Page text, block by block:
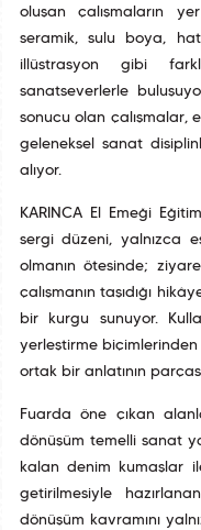
oluşan çalışmaların
seramik, sulu boya,
illüstrasyon gibi
sanatseverlerle
sonucu olan çalışmalar,
geleneksel sanat
alıyor.
KARINCA El Emeği
sergi düzeni, yalnızca
olmanın ötesinde;
çalışmanın taşıdığı
bir kurgu sunuyor.
yerleştirme
ortak bir anlatının
Fuarda öne çıkan
dönüşüm temelli sanat
kalan denim kumaşlar
getirilmesiyle
dönüşüm kavramını